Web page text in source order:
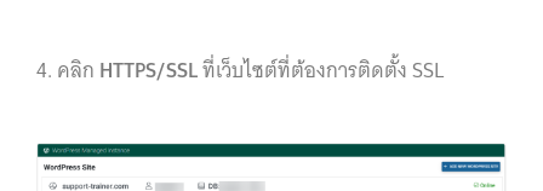
4. คลิก HTTPS/SSLที่เว็บไซต์ที่ต้องการติดตั้ง SSL